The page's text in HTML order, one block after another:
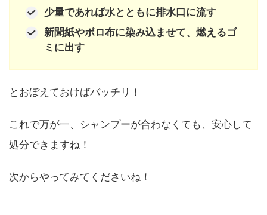
少量であれば水とともに排水口に流す
新聞紙やボロ布に染み込ませて、燃えるゴ
ミに出す
とおぼえておけばバッチリ！
これで万が一、シャンプーが合わなくても、安心して
処分できますね！
次からやってみてくださいね！